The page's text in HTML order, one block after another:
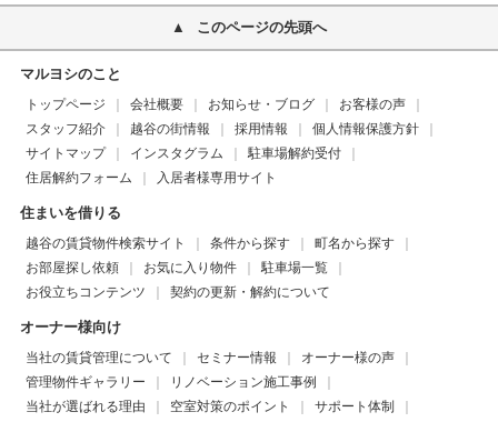
このページの先頭へ
マルヨシのこと
トップページ 会社概要 お知らせ・ブログ
お客様の声
スタッフ紹介
越谷の街情報 採用情報
個人情報保護方針
サイトマップ
インスタグラム
駐車場解約受付
住居解約フォーム
入居者様専用サイト
住まいを借りる
越谷の賃貸物件検索サイト 条件から探す
町名から探す
お部屋探し依頼
お気に入り物件
駐車場一覧
お役立ちコンテンツ
契約の更新・解約について
オーナー様向け
当社の賃貸管理について セミナー情報
オーナー様の声
管理物件ギャラリー
リノベーション施工事例
当社が選ばれる理由
空室対策のポイント
サポート体制